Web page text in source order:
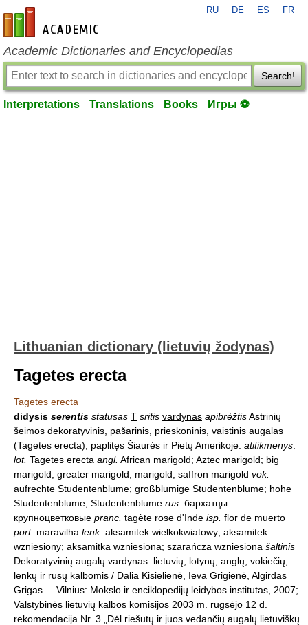
en-academic.com
RU DE ES FR
Academic Dictionaries and Encyclopedias
Search!
Interpretations Translations Books Игры ⚽
Lithuanian dictionary (lietuvių žodynas)
Tagetes erecta
Tagetes erecta
didysis serentis statusas T sritis vardynas apibrėžtisAstrinių
šeimos dekoratyvinis, pašarinis, prieskoninis, vaistinis augalas
(Tagetes erecta), paplitęs Šiaurės ir Pietų Amerikoje. atitikmenys:
lot. Tagetes erecta angl. African marigold; Aztec marigold; big
marigold; greater marigold; marigold; saffron marigold vok.
aufrechte Studentenblume; großblumige Studentenblume; hohe
Studentenblume; Studentenblume rus. бархатцы
крупноцветковые pranc. tagète rose d'Inde isp. flor de muerto
port. maravilha lenk. aksamitek wielkokwiatowy; aksamitek
wzniesiony; aksamitka wzniesiona; szarańcza wzniesiona šaltinis
Dekoratyvinių augalų vardynas: lietuvių, lotynų, anglų, vokiečių,
lenkų ir rusų kalbomis / Dalia Kisielienė, Ieva Grigienė, Algirdas
Grigas. – Vilnius: Mokslo ir enciklopedijų leidybos institutas, 2007;
Valstybinės lietuvių kalbos komisijos 2003 m. rugsėjo 12 d.
rekomendacija Nr. 3 „Dėl riešutų ir juos vedančių augalų lietuviškų